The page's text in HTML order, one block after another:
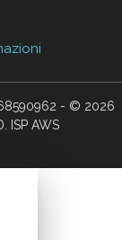
- © 2026
ISP AWS